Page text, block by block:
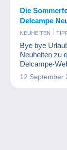
Die
Delcampe
NEUHEITEN
Bye bye
Neuheiten zu
Delcampe-
12 September